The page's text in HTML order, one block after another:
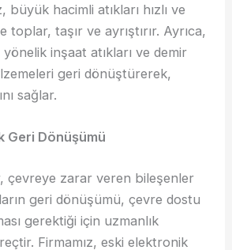
büyük hacimli atıkları hızlı ve
toplar, taşır ve ayrıştırır. Ayrıca,
inşaat atıkları ve demir
geri dönüştürerek,
sağlar.
Geri Dönüşümü
çevreye zarar veren bileşenler
geri dönüşümü, çevre dostu
gerektiği için uzmanlık
Firmamız, eski elektronik